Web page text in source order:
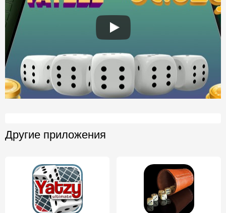
Другие приложения